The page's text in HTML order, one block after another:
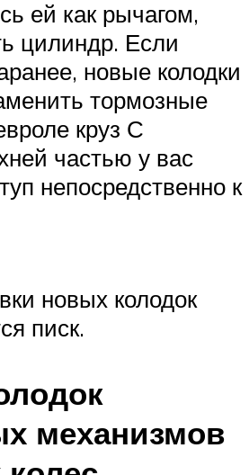
ей как рычагом,
цилиндр. Если
новые колодки
тормозные
круз С
частью у вас
непосредственно к
новых колодок
писк.
механизмов